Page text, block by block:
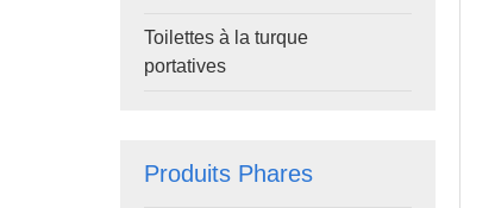
Toilettes à la turque
portatives
Produits Phares